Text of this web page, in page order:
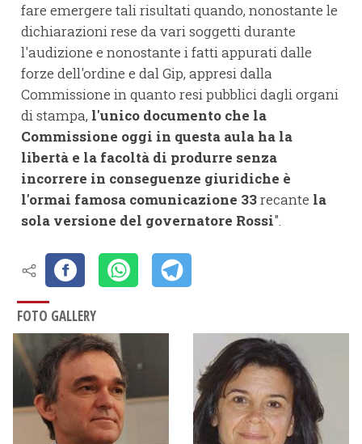
fare emergere tali risultati quando, nonostante le
dichiarazioni rese da vari soggetti durante
l'audizione e nonostante i fatti appurati dalle
forze dell'ordine e dal Gip, appresi dalla
Commissione in quanto resi pubblici dagli organi
di stampa, l'unico documento che la
Commissione oggi in questa aula ha la
libertà e la facoltà di produrre senza
incorrere in conseguenze giuridiche è
l'ormai famosa comunicazione 33recante la
sola versione del governatore Rossi".
FOTO GALLERY